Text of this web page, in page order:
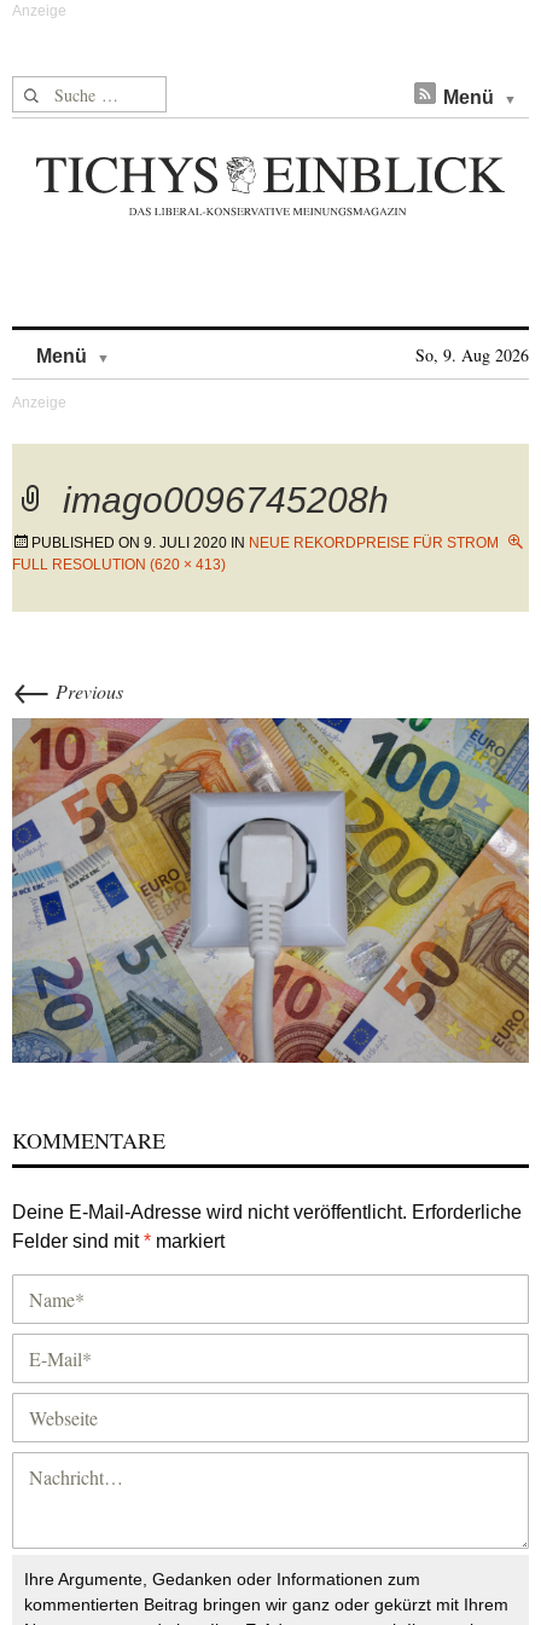
Suche nach: Menü
Menü So, 9. Aug 2026
imago0096745208h
PUBLISHED ON 9. JULI 2020 IN NEUE REKORDPREISE FÜR STROM
FULL RESOLUTION (620 × 413)
← Previous
KOMMENTARE
Deine E-Mail-Adresse wird nicht veröffentlicht. Erforderliche
Felder sind mit* markiert
Ihre Argumente, Gedanken oder Informationen zum
kommentierten Beitrag bringen wir ganz oder gekürzt mit Ihrem